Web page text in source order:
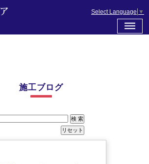
Select Language ▼
施工ブログ